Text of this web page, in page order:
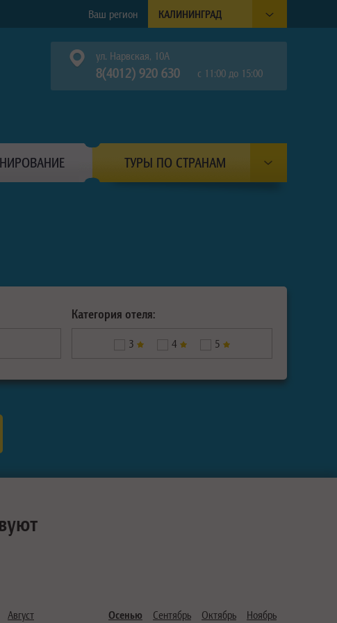
КАЛИНИНГРАД
Ваш регион
ТУРЫ ПО СТРАНАМ
ул. Нарвская, 10А
с 11:00 до 15:00
8(4012) 920 630
Категория отеля:
3 4 5
Август Осенью Сентябрь Октябрь Ноябрь